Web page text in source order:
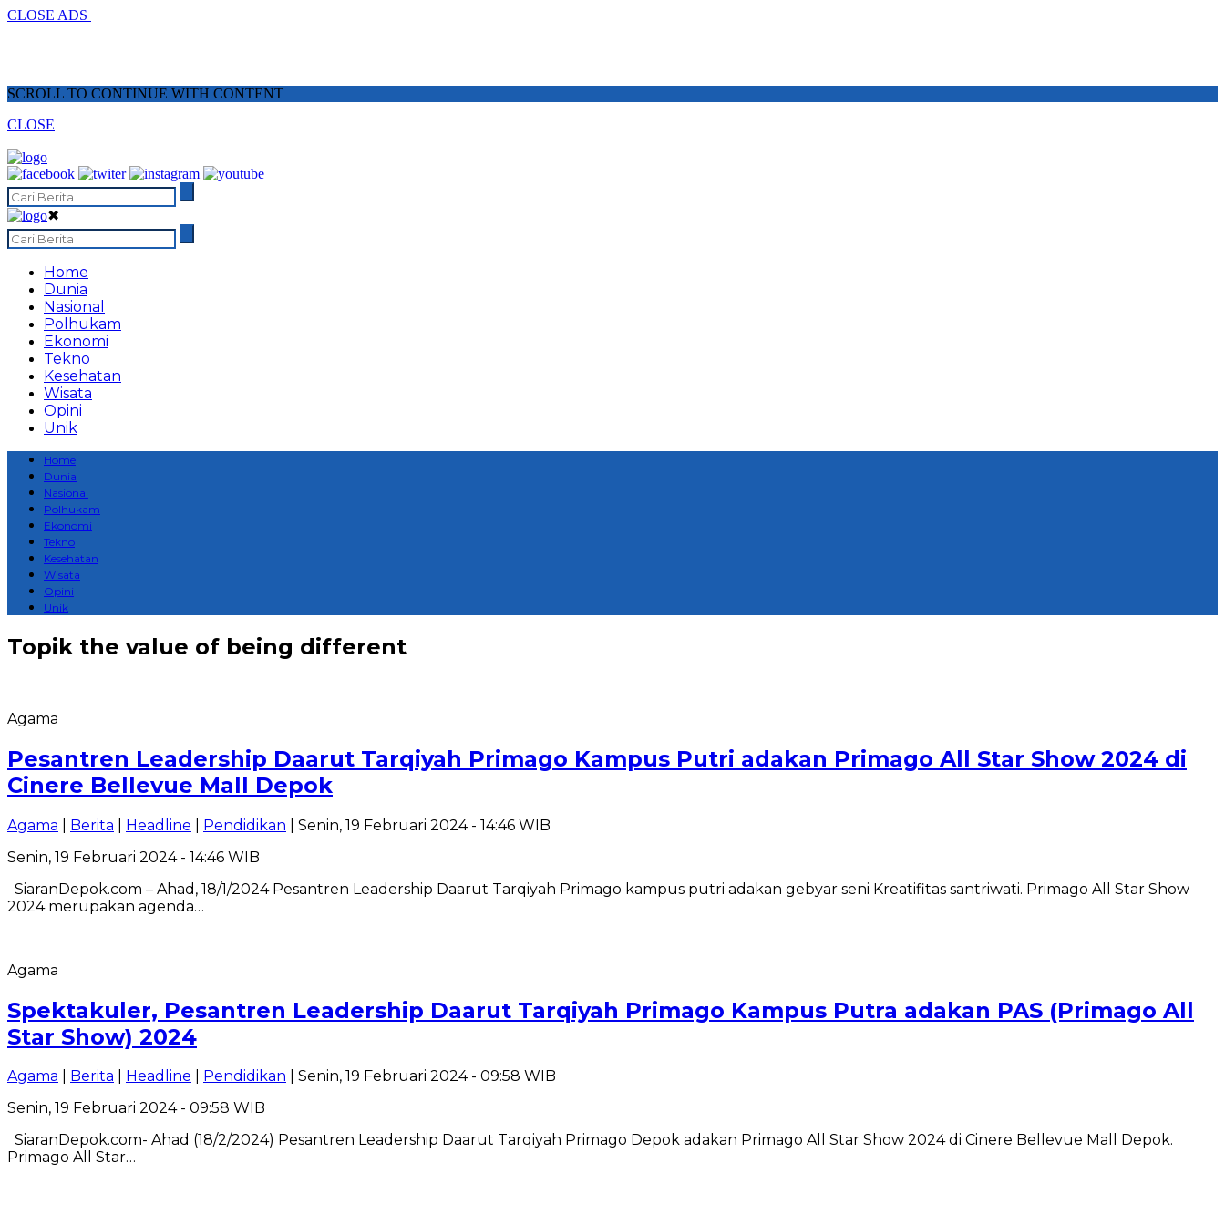
CLOSE ADS
SCROLL TO CONTINUE WITH CONTENT
CLOSE
✖
Home
Dunia
Nasional
Polhukam
Ekonomi
Tekno
Kesehatan
Wisata
Opini
Unik
Home
Dunia
Nasional
Polhukam
Ekonomi
Tekno
Kesehatan
Wisata
Opini
Unik
Topik the value of being different
Agama
Pesantren Leadership Daarut Tarqiyah Primago Kampus Putri adakan Primago All Star Show 2024 di
Cinere Bellevue Mall Depok
Agama Berita Headline Pendidikan | Senin, 19 Februari 2024 - 14:46 WIB
Senin, 19 Februari 2024 - 14:46 WIB
SiaranDepok.com – Ahad, 18/1/2024 Pesantren Leadership Daarut Tarqiyah Primago kampus putri adakan gebyar seni Kreatifitas santriwati. Primago All Star Show
2024 merupakan agenda…
Agama
Spektakuler, Pesantren Leadership Daarut Tarqiyah Primago Kampus Putra adakan PAS (Primago All
Star Show) 2024
Agama Berita Headline Pendidikan | Senin, 19 Februari 2024 - 09:58 WIB
Senin, 19 Februari 2024 - 09:58 WIB
SiaranDepok.com- Ahad (18/2/2024) Pesantren Leadership Daarut Tarqiyah Primago Depok adakan Primago All Star Show 2024 di Cinere Bellevue Mall Depok.
Primago All Star…